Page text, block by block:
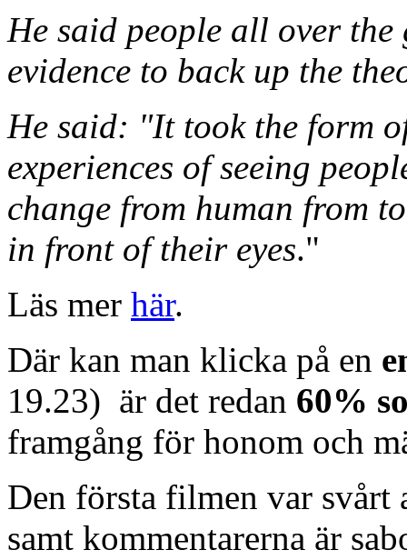
He said people all over the
evidence to back up the
He said: "It took the form
experiences of seeing
change from human from
in front of their eyes."
Läs mer här.
Där kan man klicka på en
19.23) är det redan 60%
framgång för honom och
Den första filmen var
samt kommentarerna är